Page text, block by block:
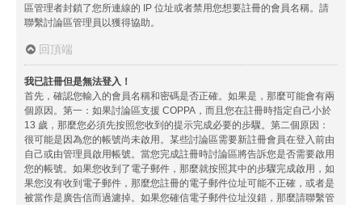
區管理者封鎖了您所連線的 IP 位址或者禁用您想要註冊的會員名稱。請
聯繫討論區管理員以獲得協助。
回頂端
我已註冊但是無法登入！
首先，確認您輸入的會員名稱和密碼是否正確。如果是，那麼可能會有兩
個原因。第一：如果討論區支援 COPPA，而且您在註冊時指定自己小於
13 歲，那麼您必須先按照您收到的提示完成必要的步驟。第二個原因：
很可能是因為您的帳號尚未啟用。某些討論區需要新註冊會員在登入前由
自己或由管理員啟用帳號。當您完成註冊時討論區將告訴您是否需要啟用
您的帳號。如果您收到了電子郵件，那麼就按照其中的步驟完成啟用，如
果您沒有收到電子郵件，那麼您註冊的電子郵件位址可能不正確，或者是
被當作是廣告信而過濾掉。如果您確信電子郵件位址沒錯，那麼請聯繫管